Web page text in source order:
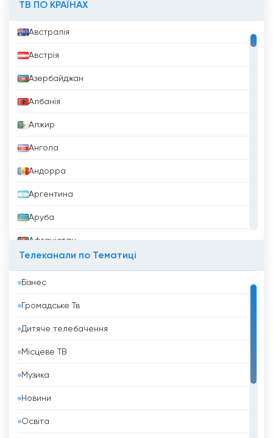
ТВ ПО КРАЇНАХ
Австралія
Австрія
Азербайджан
Албанія
Алжир
Ангола
Андорра
Аргентина
Аруба
Афганістан
Барбадос
Бахрейн
Беліз
Бельгія
Бенін
Білорусь
Болгарія
Телеканали по Тематиці
Бізнес
Громадське Тв
Дитяче телебачення
Місцеве ТВ
Музика
Новини
Освіта